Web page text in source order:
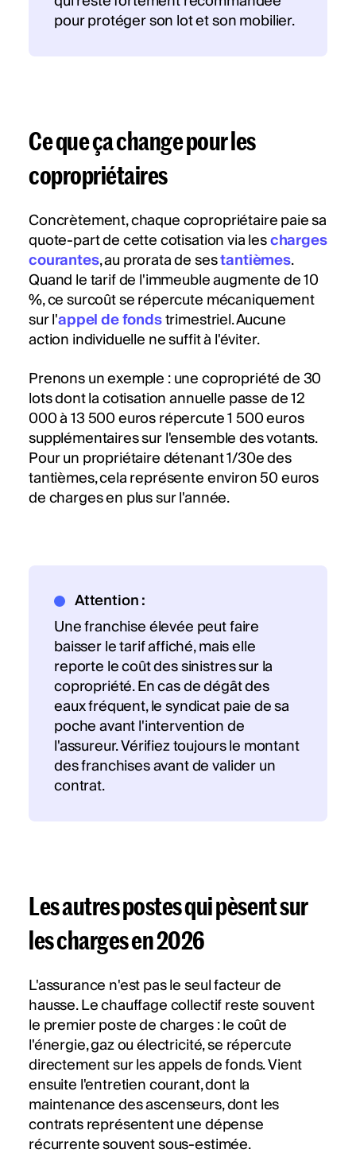
pour protéger son lot et son mobilier.
Ce que ça change pour les
copropriétaires
Concrètement, chaque copropriétaire paie sa
quote-part de cette cotisation via lescharges
courantes, au prorata de sestantièmes.
Quand le tarif de l'immeuble augmente de 10
%, ce surcoût se répercute mécaniquement
sur l'appel de fondstrimestriel. Aucune
action individuelle ne suffit à l'éviter.
Prenons un exemple : une copropriété de 30
lots dont la cotisation annuelle passe de 12
000 à 13 500 euros répercute 1 500 euros
supplémentaires sur l'ensemble des votants.
Pour un propriétaire détenant 1/30e des
tantièmes, cela représente environ 50 euros
de charges en plus sur l'année.
Attention :
Une franchise élevée peut faire
baisser le tarif affiché, mais elle
reporte le coût des sinistres sur la
copropriété. En cas de dégât des
eaux fréquent, le syndicat paie de sa
poche avant l'intervention de
l'assureur. Vérifiez toujours le montant
des franchises avant de valider un
contrat.
Les autres postes qui pèsent sur
les charges en 2026
L'assurance n'est pas le seul facteur de
hausse. Le chauffage collectif reste souvent
le premier poste de charges : le coût de
l'énergie, gaz ou électricité, se répercute
directement sur les appels de fonds. Vient
ensuite l'entretien courant, dont la
maintenance des ascenseurs, dont les
contrats représentent une dépense
récurrente souvent sous-estimée.